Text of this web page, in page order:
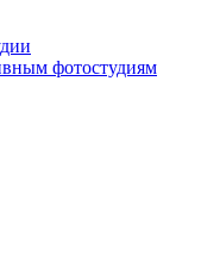
фотостудиям